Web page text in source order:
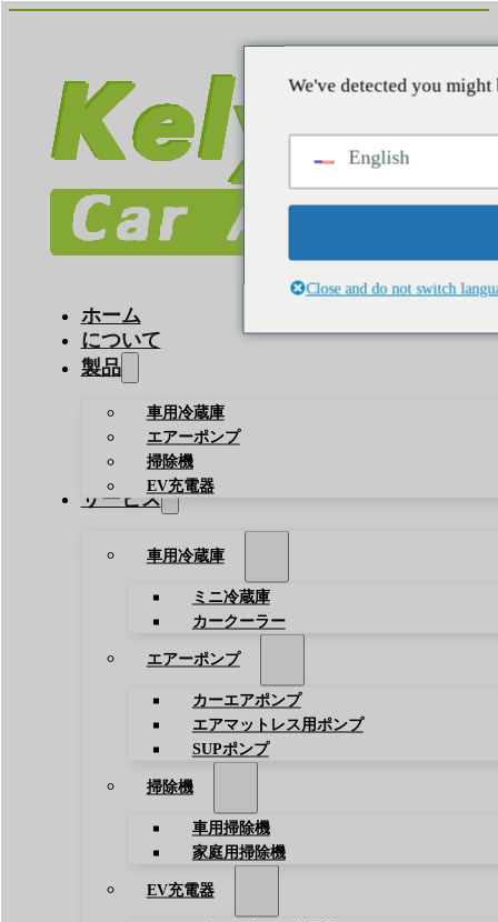
ホーム
について
製品
車用冷蔵庫
エアーポンプ
掃除機
EV充電器
サービス
車用冷蔵庫
ミニ冷蔵庫
カークーラー
エアーポンプ
カーエアポンプ
エアマットレス用ポンプ
SUPポンプ
掃除機
車用掃除機
家庭用掃除機
EV充電器
We've detected you
English
Close and do not switch